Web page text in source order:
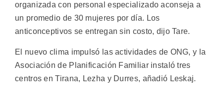
organizada con personal especializado aconseja a
un promedio de 30 mujeres por día. Los
anticonceptivos se entregan sin costo, dijo Tare.
El nuevo clima impulsó las actividades de ONG, y la
Asociación de Planificación Familiar instaló tres
centros en Tirana, Lezha y Durres, añadió Leskaj.